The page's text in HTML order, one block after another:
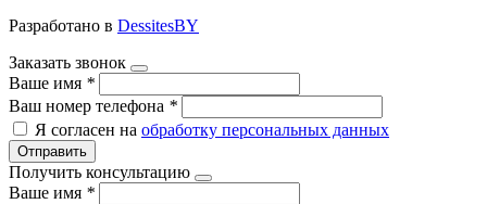
Разработано в DessitesBY
Заказать звонок
Ваше имя *
Ваш номер телефона *
Я согласен на обработку персональных данных
Отправить
Получить консультацию
Ваше имя *